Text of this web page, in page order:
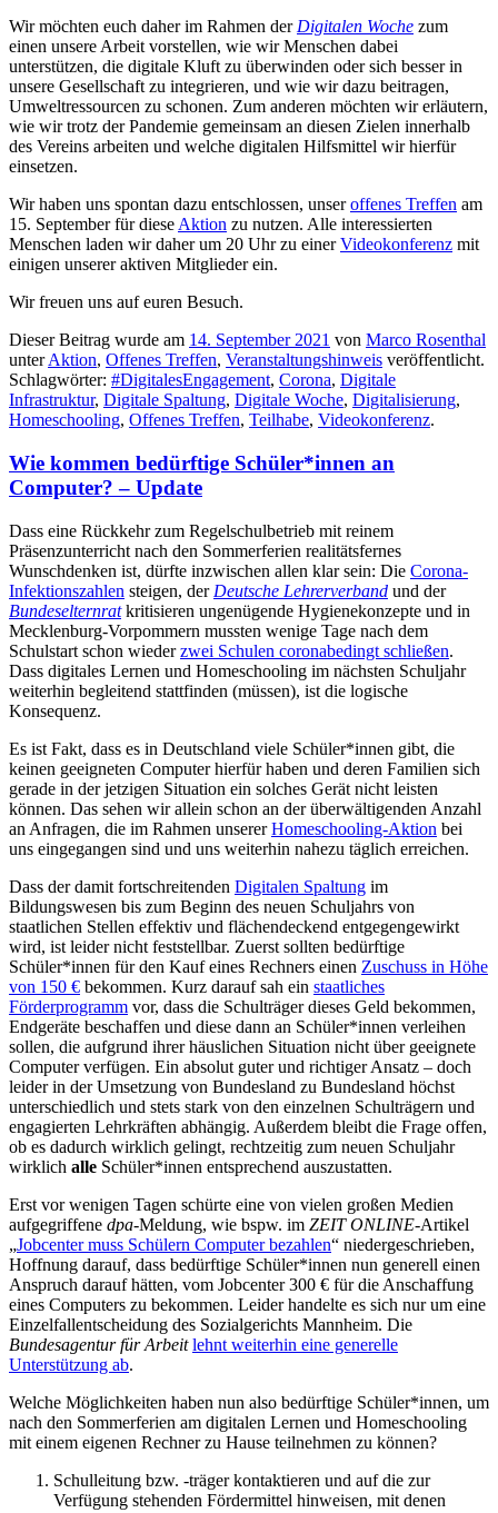
Wir möchten euch daher im Rahmen der Digitalen Woche zum
einen unsere Arbeit vorstellen, wie wir Menschen dabei
unterstützen, die digitale Kluft zu überwinden oder sich besser in
unsere Gesellschaft zu integrieren, und wie wir dazu beitragen,
Umweltressourcen zu schonen. Zum anderen möchten wir erläutern,
wie wir trotz der Pandemie gemeinsam an diesen Zielen innerhalb
des Vereins arbeiten und welche digitalen Hilfsmittel wir hierfür
einsetzen.
Wir haben uns spontan dazu entschlossen, unseroffenes Treffen am
15. September für diese Aktion zu nutzen. Alle interessierten
Menschen laden wir daher um 20 Uhr zu einerVideokonferenz mit
einigen unserer aktiven Mitglieder ein.
Wir freuen uns auf euren Besuch.
Dieser Beitrag wurde am 14. September 2021 von Marco Rosenthal
unterAktion, Offenes Treffen, Veranstaltungshinweis veröffentlicht.
Schlagwörter: #DigitalesEngagement, Corona, Digitale
Infrastruktur, Digitale Spaltung, Digitale Woche, Digitalisierung,
Homeschooling, Offenes Treffen, Teilhabe, Videokonferenz.
Wie kommen bedürftige Schüler*innen an
Computer? – Update
Dass eine Rückkehr zum Regelschulbetrieb mit reinem
Präsenzunterricht nach den Sommerferien realitätsfernes
Wunschdenken ist, dürfte inzwischen allen klar sein: Die Corona-
Infektionszahlen steigen, der Deutsche Lehrerverband und der
Bundeselternratkritisieren ungenügende Hygienekonzepte und in
Mecklenburg-Vorpommern mussten wenige Tage nach dem
Schulstart schon wiederzwei Schulen coronabedingt schließen.
Dass digitales Lernen und Homeschooling im nächsten Schuljahr
weiterhin begleitend stattfinden (müssen), ist die logische
Konsequenz.
Es ist Fakt, dass es in Deutschland viele Schüler*innen gibt, die
keinen geeigneten Computer hierfür haben und deren Familien sich
gerade in der jetzigen Situation ein solches Gerät nicht leisten
können. Das sehen wir allein schon an der überwältigenden Anzahl
an Anfragen, die im Rahmen unsererHomeschooling-Aktion bei
uns eingegangen sind und uns weiterhin nahezu täglich erreichen.
Dass der damit fortschreitenden Digitalen Spaltung im
Bildungswesen bis zum Beginn des neuen Schuljahrs von
staatlichen Stellen effektiv und flächendeckend entgegengewirkt
wird, ist leider nicht feststellbar. Zuerst sollten bedürftige
Schüler*innen für den Kauf eines Rechners einen Zuschuss in Höhe
von 150 € bekommen. Kurz darauf sah ein staatliches
Förderprogramm vor, dass die Schulträger dieses Geld bekommen,
Endgeräte beschaffen und diese dann an Schüler*innen verleihen
sollen, die aufgrund ihrer häuslichen Situation nicht über geeignete
Computer verfügen. Ein absolut guter und richtiger Ansatz – doch
leider in der Umsetzung von Bundesland zu Bundesland höchst
unterschiedlich und stets stark von den einzelnen Schulträgern und
engagierten Lehrkräften abhängig. Außerdem bleibt die Frage offen,
ob es dadurch wirklich gelingt, rechtzeitig zum neuen Schuljahr
wirklich alle Schüler*innen entsprechend auszustatten.
Erst vor wenigen Tagen schürte eine von vielen großen Medien
aufgegriffene dpa-Meldung, wie bspw. im ZEIT ONLINE-Artikel
„Jobcenter muss Schülern Computer bezahlen“ niedergeschrieben,
Hoffnung darauf, dass bedürftige Schüler*innen nun generell einen
Anspruch darauf hätten, vom Jobcenter 300 € für die Anschaffung
eines Computers zu bekommen. Leider handelte es sich nur um eine
Einzelfallentscheidung des Sozialgerichts Mannheim. Die
Bundesagentur für Arbeit lehnt weiterhin eine generelle
Unterstützung ab.
Welche Möglichkeiten haben nun also bedürftige Schüler*innen, um
nach den Sommerferien am digitalen Lernen und Homeschooling
mit einem eigenen Rechner zu Hause teilnehmen zu können?
Schulleitung bzw. -träger kontaktieren und auf die zur
Verfügung stehenden Fördermittel hinweisen, mit denen